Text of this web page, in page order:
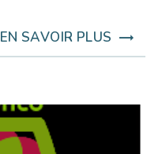
EN SAVOIR PLUS